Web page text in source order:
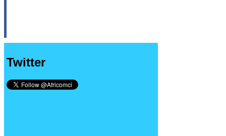
Twitter